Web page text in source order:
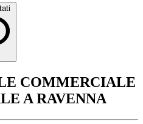
COMMERCIALE
A RAVENNA